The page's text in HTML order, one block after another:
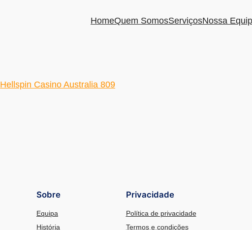
HomeQuem SomosServiçosNossa
Hellspin Casino Australia 809
Sobre
Equipa
História
Privacidade
Política de privacidade
Termos e condições